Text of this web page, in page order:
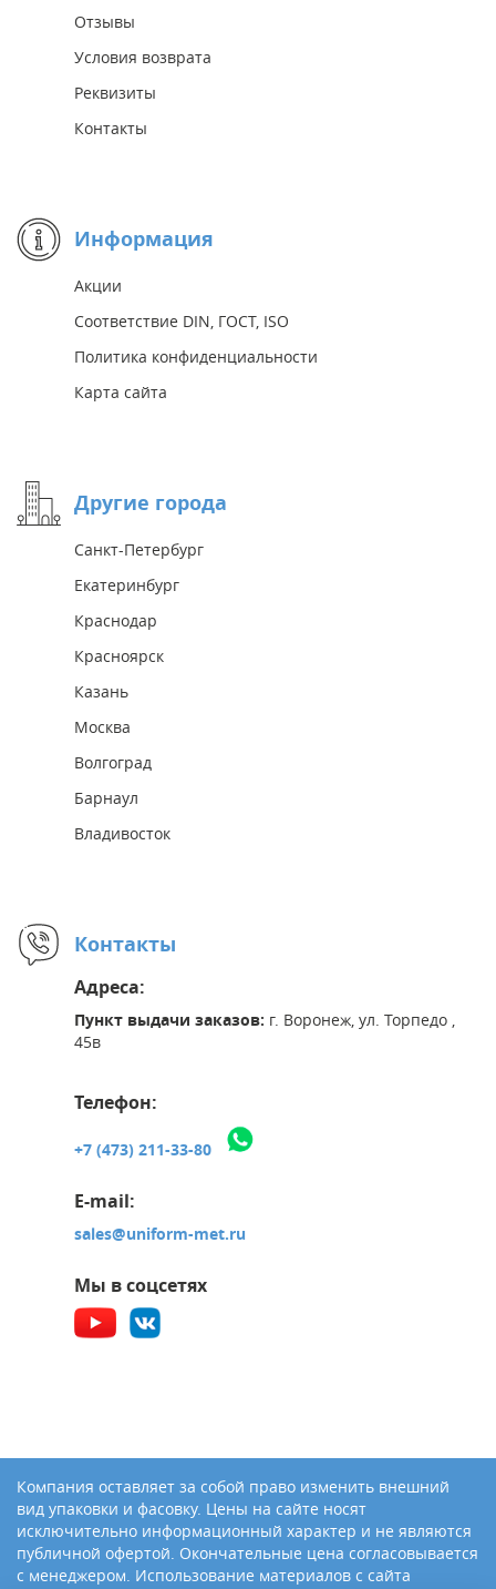
Отзывы
Условия возврата
Реквизиты
Контакты
Информация
Акции
Соответствие DIN, ГОСТ, ISO
Политика конфиденциальности
Карта сайта
Другие города
Санкт-Петербург
Екатеринбург
Краснодар
Красноярск
Казань
Москва
Волгоград
Барнаул
Владивосток
Контакты
Адреса:
Пункт выдачи заказов: г. Воронеж, ул. Торпедо ,
45в
Телефон:
+7 (473) 211-33-80
E-mail:
sales@uniform-met.ru
Мы в соцсетях
Компания оставляет за собой право изменить внешний
вид упаковки и фасовку. Цены на сайте носят
исключительно информационный характер и не являются
публичной офертой. Окончательные цена согласовывается
с менеджером. Использование материалов с сайта